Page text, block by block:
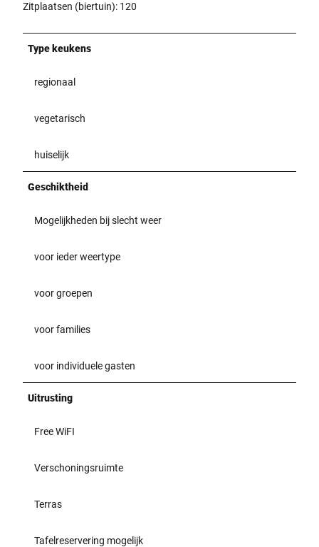
Zitplaatsen (biertuin): 120
Type keukens
regionaal
vegetarisch
huiselijk
Geschiktheid
Mogelijkheden bij slecht weer
voor ieder weertype
voor groepen
voor families
voor individuele gasten
Uitrusting
Free WiFI
Verschoningsruimte
Terras
Tafelreservering mogelijk